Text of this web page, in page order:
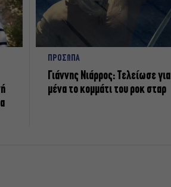
ΠΡΟΣΩΠΑ
Γιάννης Νιάρρος: Τελείωσε για
μένα το κομμάτι του ροκ σταρ